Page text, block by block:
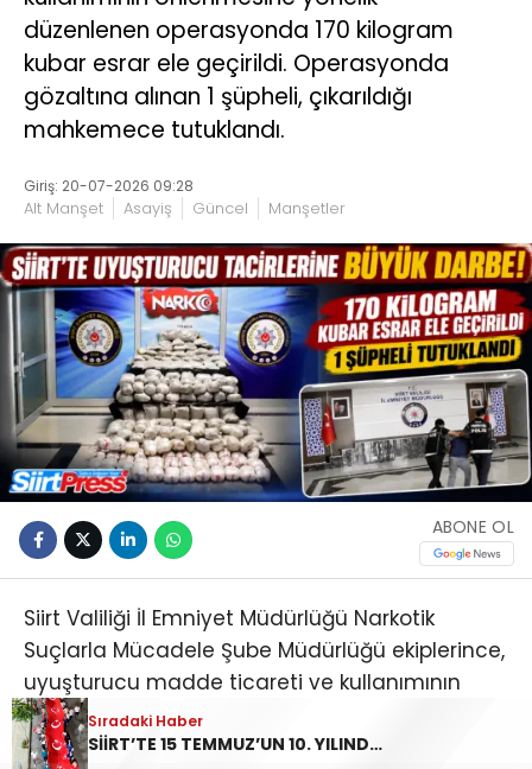
düzenlenen operasyonda 170 kilogram
kubar esrar ele geçirildi. Operasyonda
gözaltına alınan 1 şüpheli, çıkarıldığı
mahkemece tutuklandı.
Giriş: 20-07-2026 09:28
Alt Manşet Asayiş Güncel Manşetler
ABONE OL
Siirt Valiliği İl Emniyet Müdürlüğü Narkotik
Suçlarla Mücadele Şube Müdürlüğü ekiplerince,
uyuşturucu madde ticareti ve kullanımının
önlenmesine yönelik yürütülen çalışmalar
kapsamında operasyon düzenlendi.
Sıradaki Haber
SİİRT’TE 15 TEMMUZ’UN 10. YILINDA “ZAFER BİZİM, İRADE BİZİM” MESAJI